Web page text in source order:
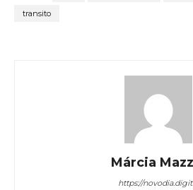
transito
Márcia
https://